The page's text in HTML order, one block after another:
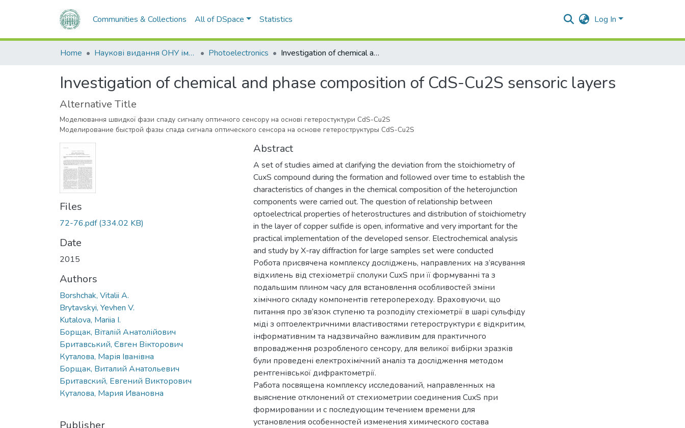
Communities & Collections All of DSpace Statistics Log In
Home Наукові видання ОНУ імені І. І. Мечникова Photoelectronics Investigation of chemical and phase composition of CdS-Cu2S sensoric layers
Investigation of chemical and phase composition of CdS-Cu2S sensoric layers
Alternative Title
Моделювання швидкої фази спаду сигналу оптичного сенсору на основі гетеростуктури CdS-Cu2S
Моделирование быстрой фазы спада сигнала оптического сенсора на основе гетероструктуры CdS-Cu2S
Files
72-76.pdf(334.02 KB)
Date
2015
Authors
Borshchak, Vitalii A.
Brytavskyi, Yevhen V.
Kutalova, Mariia I.
Борщак, Віталій Анатолійович
Бритавський, Євген Вікторович
Куталова, Марія Іванівна
Борщак, Виталий Анатольевич
Бритавский, Евгений Викторович
Куталова, Мария Ивановна
Publisher
Abstract
A set of studies aimed at clarifying the deviation from the stoichiometry of
CuxS compound during the formation and followed over time to establish the
characteristics of changes in the chemical composition of the heterojunction
components were carried out. The question of relationship between
optoelectrical properties of heterostructures and distribution of stoichiometry
in the layer of copper sulfide is open, informative and very important for the
practical implementation of the developed sensor. Electrochemical analysis
and study by X-ray diffraction for large samples set were conducted
Робота присвячена комплексу досліджень, направлених на з’ясування
відхилень від стехіометрії сполуки CuxS при її формуванні та з
подальшим плином часу для встановлення особливостей зміни
хімічного складу компонентів гетеропереходу. Враховуючи, що
питання про зв’язок ступеню та розподілу стехіометрії в шарі сульфіду
міді з оптоелектричними властивостями гетероструктури є відкритим,
інформативним та надзвичайно важливим для практичного
впровадження розробленого сенсору, для великої вибірки зразків
були проведені електрохімічний аналіз та дослідження методом
рентгенівської дифрактометрії.
Работа посвящена комплексу исследований, направленных на
выяснение отклонений от стехиометрии соединения CuxS при
формировании и с последующим течением времени для
установления особенностей изменения химического состава